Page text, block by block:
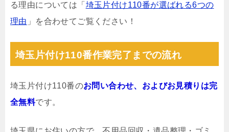
る理由については「 埼玉片付け110番が選ばれる6つの
理由 」を合わせてご覧ください！
埼玉片付け110番作業完了までの流れ
埼玉片付け110番のお問い合わせ、およびお見積りは完
全無料です。